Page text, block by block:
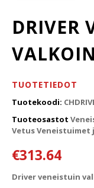
DRIVER
TUOTETIEDOT
Tuotekoodi:
Tuoteosastot
Vetus Veneistuimet
€313.64
Driver veneistuin